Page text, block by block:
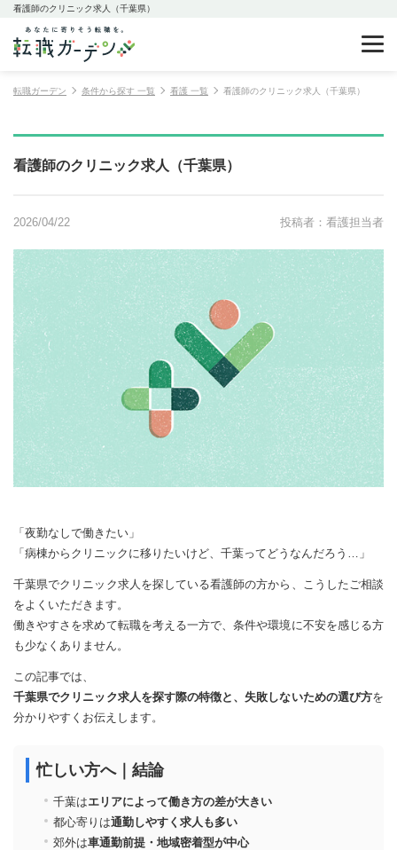
看護師のクリニック求人（千葉県）
転職ガーデン 条件から探す 一覧 看護 一覧 看護師のクリニック求人（千葉県）
看護師のクリニック求人（千葉県）
2026/04/22 投稿者：看護担当者
「夜勤なしで働きたい」
「病棟からクリニックに移りたいけど、千葉ってどうなんだろう…」
千葉県でクリニック求人を探している看護師の方から、こうしたご相談
をよくいただきます。
働きやすさを求めて転職を考える一方で、条件や環境に不安を感じる方
も少なくありません。
この記事では、
千葉県でクリニック求人を探す際の特徴と、失敗しないための選び方を
分かりやすくお伝えします。
忙しい方へ｜結論
千葉はエリアによって働き方の差が大きい
都心寄りは通勤しやすく求人も多い
郊外は車通勤前提・地域密着型が中心